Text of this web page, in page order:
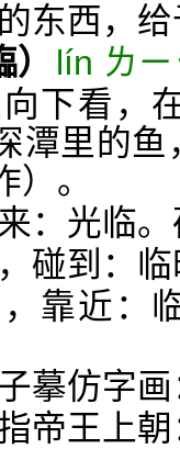
东西，给
）
lín ㄌㄧ
下看，
潭里的
）。
：光临。
碰到：临
靠近：
摹仿字画
帝王上朝